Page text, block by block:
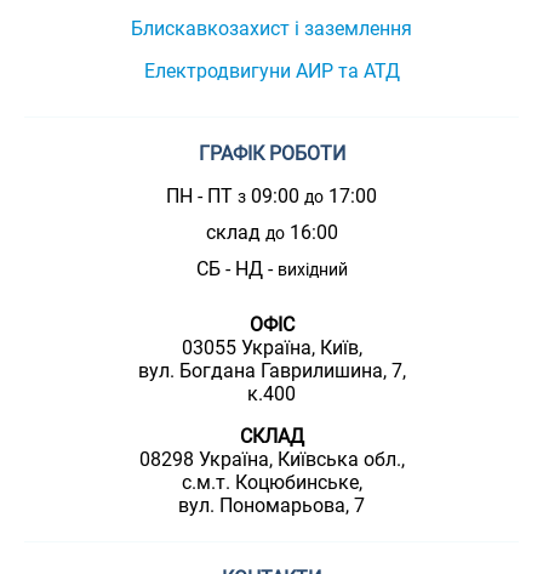
Блискавкозахист і заземлення
Електродвигуни АИР та АТД
ГРАФІК РОБОТИ
ПН - ПТ з 09:00 до 17:00
склад до16:00
СБ - НД - вихідний
ОФІС
03055 Україна, Київ,
вул. Богдана Гаврилишина, 7,
к.400
СКЛАД
08298 Україна, Київська обл.,
с.м.т. Коцюбинське,
вул. Пономарьова, 7